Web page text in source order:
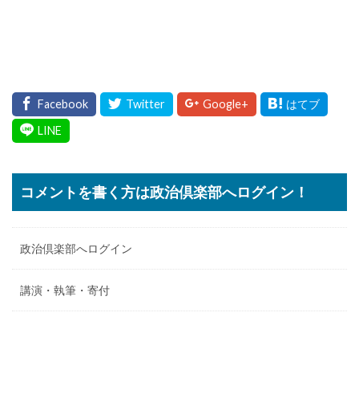
コメントを書く方は政治倶楽部へログイン！
政治倶楽部へログイン
講演・執筆・寄付